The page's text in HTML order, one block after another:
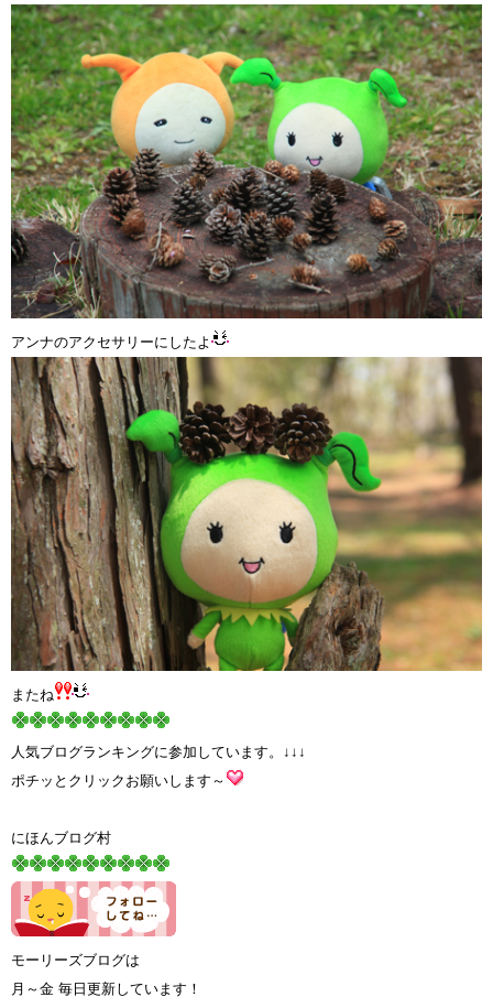
アンナのアクセサリーにしたよ
またね
人気ブログランキングに参加しています。↓↓↓
ポチッとクリックお願いします～
にほんブログ村
モーリーズブログは
月～金 毎日更新しています！